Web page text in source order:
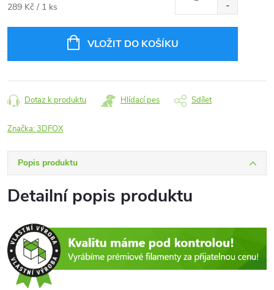
Měrná
289 Kč / 1 ks
VLOŽIT DO KOŠÍKU
Dotaz k produktu Hlídací pes Sdílet
Značka:3DFOX
Popis produktu
Detailní popis produktu